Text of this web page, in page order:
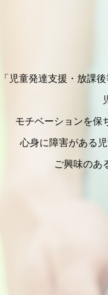
「児童発達支援・放課
モチベーションを保
心身に障害がある
ご興味のあ